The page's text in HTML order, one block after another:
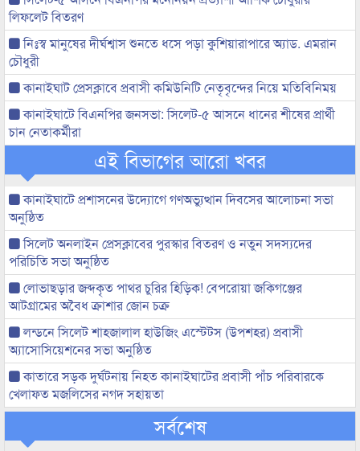
লিফলেট বিতরণ
নিঃস্ব মানুষের দীর্ঘশ্বাস শুনতে ধসে পড়া কুশিয়ারাপারে অ্যাড. এমরান
চৌধুরী
কানাইঘাট প্রেসক্লাবে প্রবাসী কমিউনিটি নেতৃবৃন্দের নিয়ে মতিবিনিময়
কানাইঘাটে বিএনপির জনসভা: সিলেট-৫ আসনে ধানের শীষের প্রার্থী
চান নেতাকর্মীরা
এই বিভাগের আরো খবর
কানাইঘাটে প্রশাসনের উদ্যোগে গণঅভ্যুত্থান দিবসের আলোচনা সভা
অনুষ্ঠিত
সিলেট অনলাইন প্রেসক্লাবের পুরস্কার বিতরণ ও নতুন সদস্যদের
পরিচিতি সভা অনুষ্ঠিত
লোভাছড়ার জব্দকৃত পাথর চুরির হিড়িক! বেপরোয়া জকিগঞ্জের
আটগ্রামের অবৈধ ক্রাশার জোন চক্র
লন্ডনে সিলেট শাহজালাল হাউজিং এস্টেটস (উপশহর) প্রবাসী
অ্যাসোসিয়েশনের সভা অনুষ্ঠিত
কাতারে সড়ক দুর্ঘটনায় নিহত কানাইঘাটের প্রবাসী পাঁচ পরিবারকে
খেলাফত মজলিসের নগদ সহায়তা
সর্বশেষ